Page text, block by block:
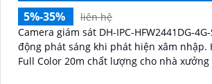
5%-35%
liên hệ
Camera giám sát DH-IPC-HFW2441DG-
động phát sáng khi phát hiện xâm nhập. Hình ảnh sắc nét ban đêm
Full Color 20m chất lượng cho nhà